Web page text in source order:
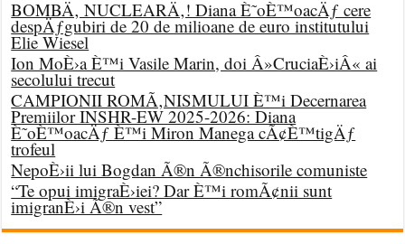
BOMBÄ‚ NUCLEARÄ‚! Diana È˜oÈ™oacÄƒ cere
despÄƒgubiri de 20 de milioane de euro institutului
Elie Wiesel
Ion MoÈ›a È™i Vasile Marin, doi Â»CruciaÈ›iÂ« ai
secolului trecut
CAMPIONII ROMÃ‚NISMULUI È™i Decernarea
Premiilor INSHR-EW 2025-2026: Diana
È˜oÈ™oacÄƒ È™i Miron Manega cÃ¢È™tigÄƒ
trofeul
NepoÈ›ii lui Bogdan Ã®n Ã®nchisorile comuniste
“Te opui imigraÈ›iei? Dar È™i romÃ¢nii sunt
imigranÈ›i Ã®n vest”